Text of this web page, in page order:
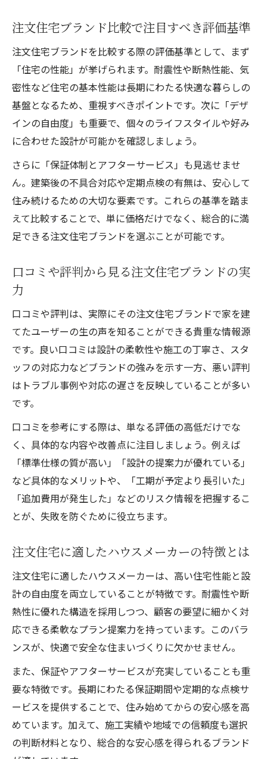
方
注文住宅ブランドで後悔しない判断基準
あなたに合う注文住宅ブランドとは何か
ライフスタイル別注文住宅ブランドの選び
方
注文住宅ブランドごとの特徴や強みを知る
注文住宅ブランドが合う人の傾向とは
注文住宅ブランド選びで重視したい条件
注文住宅ブランドの設計自由度を比較する
性能とデザインで選ぶ注文住宅ブランド
注文住宅ブランドごとの性能比較ポイント
注文住宅ブランドの耐震性と断熱性を徹底
注文住宅ブランドの外観デザインの違い
注文住宅ブランドが提案する快適な暮らし
注文住宅ブランドの評判をチェックしよう
注文住宅ブランドの口コミと評判の活用法
注文住宅ブランドランキングから読み解く
注文住宅ブランドのメリットとデメリット
注文住宅ブランド比較時に役立つ体験談
注文住宅ブランドの評価が高いポイント
注文住宅ブランド比較で注目すべき評価基準
注文住宅ブランドを比較する際の評価基準として、まず
「住宅の性能」が挙げられます。耐震性や断熱性能、気
密性など住宅の基本性能は長期にわたる快適な暮らしの
基盤となるため、重視すべきポイントです。次に「デザ
インの自由度」も重要で、個々のライフスタイルや好み
に合わせた設計が可能かを確認しましょう。
さらに「保証体制とアフターサービス」も見逃せませ
ん。建築後の不具合対応や定期点検の有無は、安心して
住み続けるための大切な要素です。これらの基準を踏ま
えて比較することで、単に価格だけでなく、総合的に満
足できる注文住宅ブランドを選ぶことが可能です。
口コミや評判から見る注文住宅ブランドの実
力
口コミや評判は、実際にその注文住宅ブランドで家を建
てたユーザーの生の声を知ることができる貴重な情報源
です。良い口コミは設計の柔軟性や施工の丁寧さ、スタ
ッフの対応力などブランドの強みを示す一方、悪い評判
はトラブル事例や対応の遅さを反映していることが多い
です。
口コミを参考にする際は、単なる評価の高低だけでな
く、具体的な内容や改善点に注目しましょう。例えば
「標準仕様の質が高い」「設計の提案力が優れている」
など具体的なメリットや、「工期が予定より長引いた」
「追加費用が発生した」などのリスク情報を把握するこ
とが、失敗を防ぐために役立ちます。
注文住宅に適したハウスメーカーの特徴とは
注文住宅に適したハウスメーカーは、高い住宅性能と設
計の自由度を両立していることが特徴です。耐震性や断
熱性に優れた構造を採用しつつ、顧客の要望に細かく対
応できる柔軟なプラン提案力を持っています。このバラ
ンスが、快適で安全な住まいづくりに欠かせません。
また、保証やアフターサービスが充実していることも重
要な特徴です。長期にわたる保証期間や定期的な点検サ
ービスを提供することで、住み始めてからの安心感を高
めています。加えて、施工実績や地域での信頼度も選択
の判断材料となり、総合的な安心感を得られるブランド